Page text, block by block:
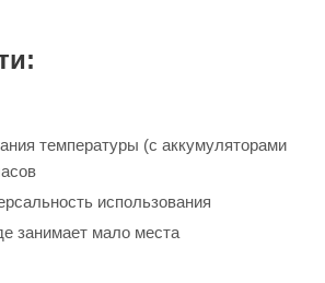
температуры (с аккумуляторами
использования
занимает мало места